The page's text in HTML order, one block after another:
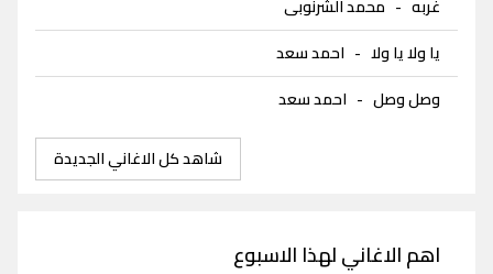
غربه - محمد الشرنوبى
يا ولا يا ولا - احمد سعد
وصل وصل - احمد سعد
شاهد كل الاغاني الجديدة
اهم الاغاني لهذا الاسبوع